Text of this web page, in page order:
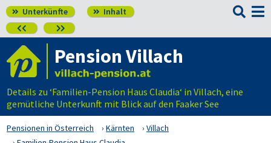
 Unterkünfte  Inhalt
 

Pension Villach
Details zu ‘Familien-Pension Haus Claudia‘ in Villach, eine
gemütliche Unterkunft mit Blick auf den Faaker See
Pensionen in Österreich Kärnten
Villach